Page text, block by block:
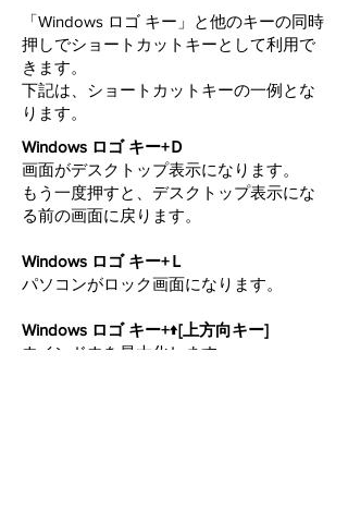
「Windows ロゴ キー」と他のキーの同時
押しでショートカットキーとして利用で
きます。
下記は、ショートカットキーの一例とな
ります。
Windows ロゴ キー+Ｄ
画面がデスクトップ表示になります。
もう一度押すと、デスクトップ表示にな
る前の画面に戻ります。
Windows ロゴ キー+Ｌ
パソコンがロック画面になります。
Windows ロゴ キー+↑[上方向キー]
ウインドウを最大化します。